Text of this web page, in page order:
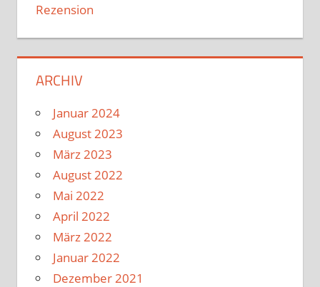
Rezension
ARCHIV
Januar 2024
August 2023
März 2023
August 2022
Mai 2022
April 2022
März 2022
Januar 2022
Dezember 2021